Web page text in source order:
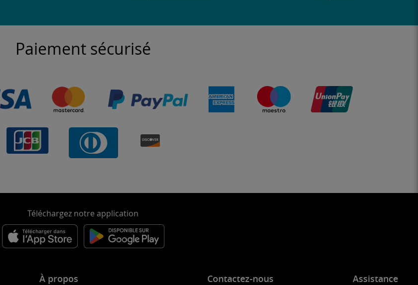
Paiement sécurisé
Téléchargez notre application
À propos Contactez-nous Assistance